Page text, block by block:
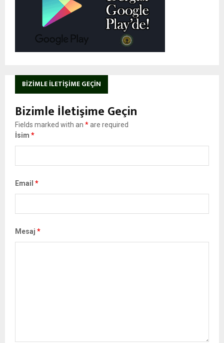
BIZIMLE İLETIŞIME GEÇIN
Bizimle İletişime Geçin
Fields marked with an *are required
İsim *
Email *
Mesaj *